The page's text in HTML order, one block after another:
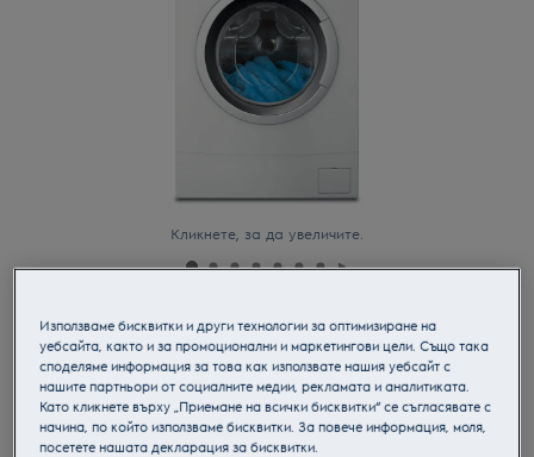
Кликнете, за да увеличите.
EW6SM426WE
Пералня с предно зареждане
Използваме бисквитки и други технологии за оптимизиране на
уебсайта, както и за промоционални и маркетингови цели. Също така
споделяме информация за това как използвате нашия уебсайт с
нашите партньори от социалните медии, рекламата и аналитиката.
Като кликнете върху „Приемане на всички бисквитки“ се съгласявате с
начина, по който използваме бисквитки. За повече информация, моля,
посетете нашата декларация за бисквитки.